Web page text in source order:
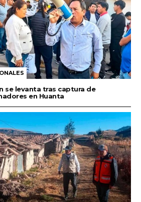
se levanta tras captura de
en Huanta